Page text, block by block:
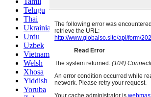
Telugu
Thai
Ukrainian
Urdu
Uzbek
Vietnamese
Welsh
Xhosa
Yiddish
Yoruba